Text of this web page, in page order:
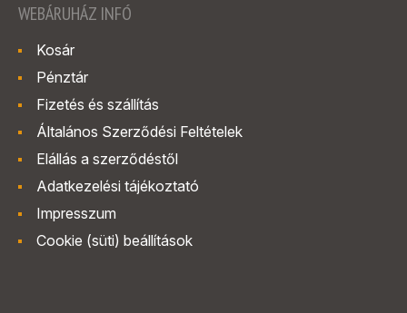
WEBÁRUHÁZ INFÓ
Kosár
Pénztár
Fizetés és szállítás
Általános Szerződési Feltételek
Elállás a szerződéstől
Adatkezelési tájékoztató
Impresszum
Cookie (süti) beállítások